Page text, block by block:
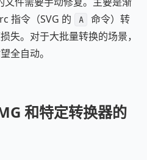
指令（SVG 的
A
命令）转
失。对于大批量转换的场景，
全自动。
和特定转换器的